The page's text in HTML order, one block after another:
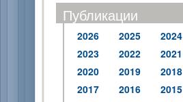
Публикации
2026 2025
2024
2023
2022
2021
2020
2019
2018
2017
2016
2015